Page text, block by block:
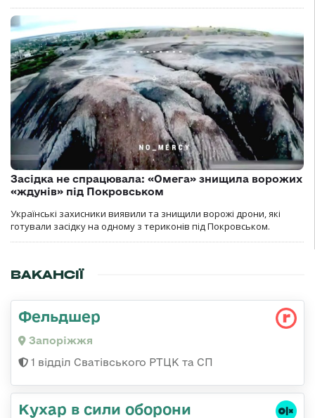
Засідка не спрацювала: «Омега» знищила ворожих
«ждунів» під Покровськом
Українські захисники виявили та знищили ворожі дрони, які
готували засідку на одному з териконів під Покровськом.
ВАКАНСІЇ
Фельдшер
Запоріжжя
1 відділ Сватівського РТЦК та СП
Кухар в сили оборони